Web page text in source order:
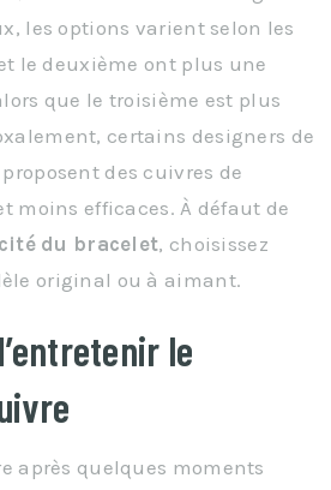
les options varient selon les
le deuxième ont plus une
que le troisième est plus
certains designers de
des cuivres de
moins efficaces. À défaut de
du bracelet, choisissez
original ou à aimant.
le
après quelques moments